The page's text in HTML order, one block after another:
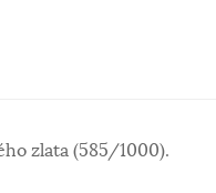
zlata (585/1000).